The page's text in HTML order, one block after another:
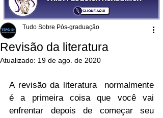
Revisão da literatura
Tudo Sobre Pós-graduação
Atualizado: 19 de ago. de 2020
A revisão da literatura  normalmente
é a primeira coisa que você vai
enfrentar depois de começar seu